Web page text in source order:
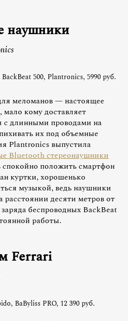
наушники
500, Plantronics, 5990 руб.
меломанов — настоящее
кому доставляет
с длинными проводами на
их под объемные
Plantronics выпустила
Bluetooth стереонаушники
положить смартфон
куртки, хорошенько
музыкой, ведь наушники
расстоянии десяти метров от
беспроводных BackBeat
работы.
Ferrari
BaByliss PRO, 12 390 руб.